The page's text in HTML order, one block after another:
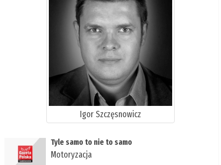
Igor Szczęsnowicz
Tyle samo to nie to samo
Motoryzacja